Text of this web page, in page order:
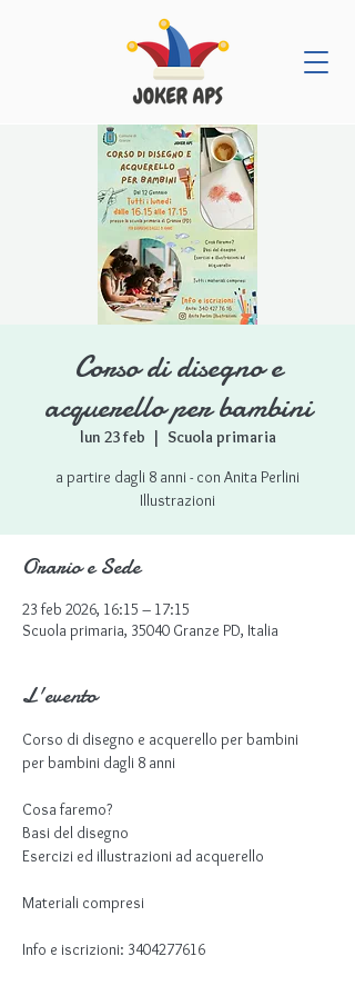
Corso di disegno e
acquerello per bambini
lun 23 feb
  |
Scuola primaria
a partire dagli 8 anni - con Anita Perlini
Illustrazioni
Orario e Sede
23 feb 2026, 16:15 – 17:15
Scuola primaria, 35040 Granze PD, Italia
L'evento
Corso di disegno e acquerello per bambini
per bambini dagli 8 anni
Cosa faremo?
Basi del disegno
Esercizi ed illustrazioni ad acquerello
Materiali compresi
Info e iscrizioni: 3404277616